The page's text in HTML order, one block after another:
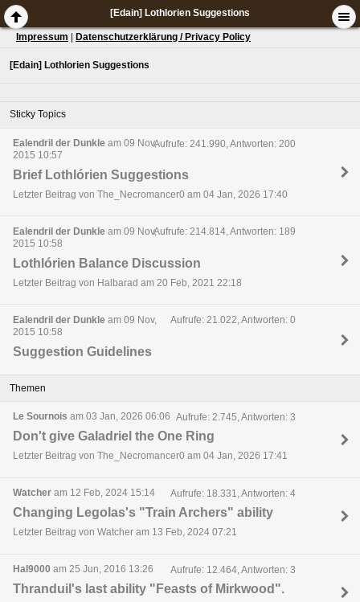
[Edain] Lothlorien Suggestions
Impressum Datenschutzerklärung / Privacy Policy
[Edain] Lothlorien Suggestions
Sticky Topics
Ealendril der Dunkle am 09 Nov,
2015 10:57
Aufrufe: 241.990, Antworten: 200
Brief Lothlórien Suggestions
Letzter Beitrag von The_Necromancer0 am 04 Jan, 2026 17:40
Ealendril der Dunkle am 09 Nov,
2015 10:58
Aufrufe: 214.814, Antworten: 189
Lothlórien Balance Discussion
Letzter Beitrag von Halbarad am 20 Feb, 2021 22:18
Ealendril der Dunkle am 09 Nov,
2015 10:58
Aufrufe: 21.022, Antworten: 0
Suggestion Guidelines
Themen
Le Sournois am 03 Jan, 2026 06:06 Aufrufe: 2.745, Antworten: 3
Don't give Galadriel the One Ring
Letzter Beitrag von The_Necromancer0 am 04 Jan, 2026 17:41
Watcher am 12 Feb, 2024 15:14 Aufrufe: 18.331, Antworten: 4
Changing Legolas's "Train Archers" ability
Letzter Beitrag von Watcher am 13 Feb, 2024 07:21
Hal9000 am 25 Jun, 2016 13:26 Aufrufe: 12.464, Antworten: 3
Thranduil's last ability "Feasts of Mirkwood".